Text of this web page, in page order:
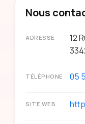
Nous
ADRESSE
12
TÉLÉPHONE 05
SITE WEB